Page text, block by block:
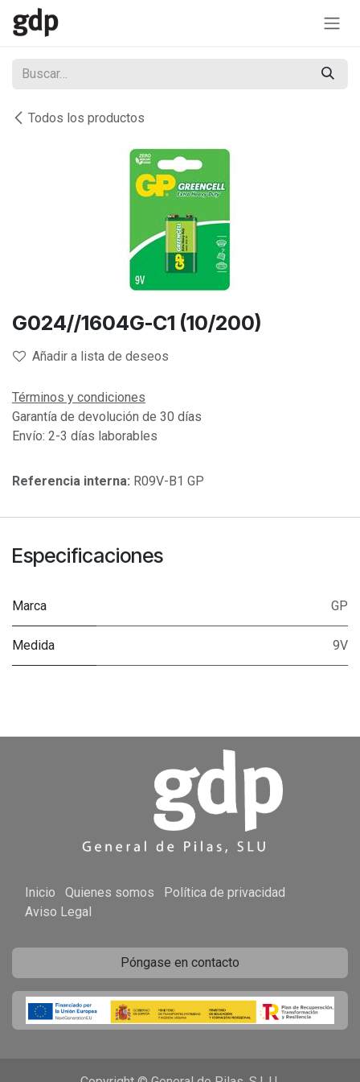
Ir al contenido
Todos los productos
G024//1604G-C1 (10/200)
Añadir a lista de deseos
Términos y condiciones
Garantía de devolución de 30 días
Envío: 2-3 días laborables
Referencia interna: R09V-B1 GP
Especificaciones
Marca GP
Medida 9V
Inicio Quienes somos
Política de privacidad
Aviso Legal
Póngase en contacto